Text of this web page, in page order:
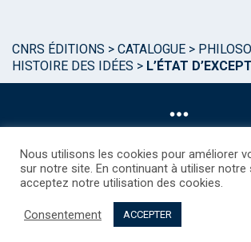
CNRS ÉDITIONS > CATALOGUE >
HISTOIRE DES IDÉES > L’ÉTAT
©CNRS EDITIONS 2025
Droits étrangers / Foreign rights
Nous utilisons les cookies pour améliorer
sur notre site. En continuant à utiliser notre
acceptez notre utilisation des cookies.
Consentement ACCEPTER